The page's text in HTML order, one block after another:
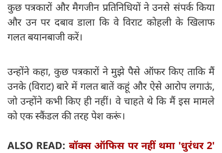
कुछ पत्रकारों और मैगजीन प्रतिनिधियों ने उनसे संपर्क किया
और उन पर दबाव डाला कि वे विराट कोहली के खिलाफ
गलत बयानबाजी करें।
उन्होंने कहा, कुछ पत्रकारों ने मुझे पैसे ऑफर किए ताकि मैं
उनके (विराट) बारे में गलत बातें कहूं और ऐसे आरोप लगाऊं,
जो उन्होंने कभी किए ही नहीं। वे चाहते थे कि मैं इस मामले
को एक स्कैंडल की तरह पेश करूं।
ALSO READ: बॉक्स ऑफिस पर नहीं थमा 'धुरंधर 2'